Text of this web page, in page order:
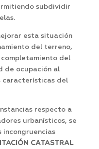
subdividir
esta situación
del terreno,
del
de ocupación al
características del
respecto a
urbanísticos, se
incongruencias
CATASTRAL